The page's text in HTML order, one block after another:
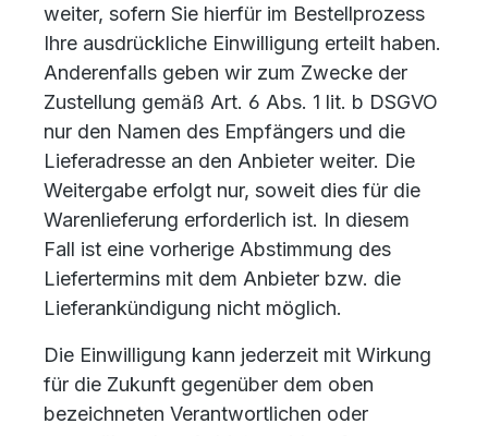
weiter, sofern Sie hierfür im Bestellprozess
Ihre ausdrückliche Einwilligung erteilt haben.
Anderenfalls geben wir zum Zwecke der
Zustellung gemäß Art. 6 Abs. 1 lit. b DSGVO
nur den Namen des Empfängers und die
Lieferadresse an den Anbieter weiter. Die
Weitergabe erfolgt nur, soweit dies für die
Warenlieferung erforderlich ist. In diesem
Fall ist eine vorherige Abstimmung des
Liefertermins mit dem Anbieter bzw. die
Lieferankündigung nicht möglich.
Die Einwilligung kann jederzeit mit Wirkung
für die Zukunft gegenüber dem oben
bezeichneten Verantwortlichen oder